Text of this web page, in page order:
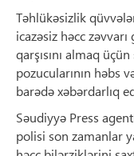
Təhlükəsizlik
icazəsiz həcc
qarşısını almaq
pozucularının həbs
barədə xəbərdarlıq
Səudiyyə Press
polisi son zamanlar